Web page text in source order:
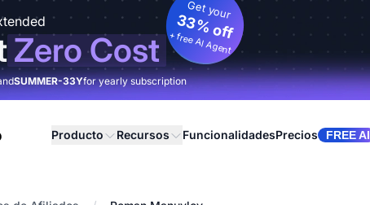
Zero Cost
Get your
33% off
+ free AI Agent
SUMMER-33Yfor yearly subscription
Producto Recursos FuncionalidadesPrecios FREE AI